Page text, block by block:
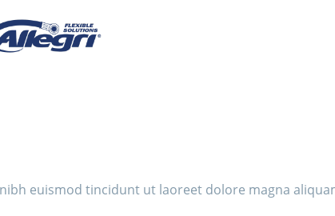
euismod tincidunt ut laoreet dolore magna